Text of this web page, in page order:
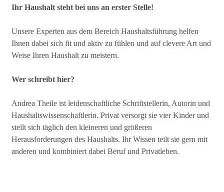
Ihr Haushalt steht bei uns an erster Stelle!
Unsere Experten aus dem Bereich Haushaltsführung helfen
Ihnen dabei sich fit und aktiv zu fühlen und auf clevere Art und
Weise Ihren Haushalt zu meistern.
Wer schreibt hier?
Andrea Theile ist leidenschaftliche Schriftstellerin, Autorin und
Haushaltswissenschaftlerin. Privat versorgt sie vier Kinder und
stellt sich täglich den kleineren und größeren
Herausforderungen des Haushalts. Ihr Wissen teilt sie gern mit
anderen und kombiniert dabei Beruf und Privatleben.